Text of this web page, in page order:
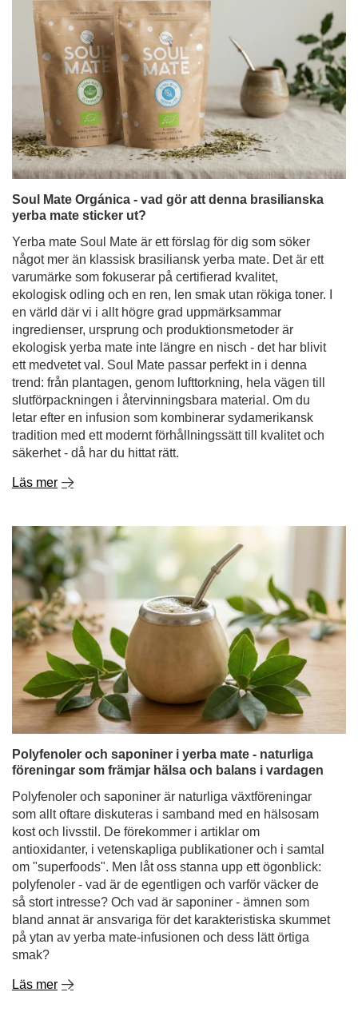
Soul Mate Orgánica - vad gör att denna brasilianska
yerba mate sticker ut?
Yerba mate Soul Mate är ett förslag för dig som söker
något mer än klassisk brasiliansk yerba mate. Det är ett
varumärke som fokuserar på certifierad kvalitet,
ekologisk odling och en ren, len smak utan rökiga toner. I
en värld där vi i allt högre grad uppmärksammar
ingredienser, ursprung och produktionsmetoder är
ekologisk yerba mate inte längre en nisch - det har blivit
ett medvetet val. Soul Mate passar perfekt in i denna
trend: från plantagen, genom lufttorkning, hela vägen till
slutförpackningen i återvinningsbara material. Om du
letar efter en infusion som kombinerar sydamerikansk
tradition med ett modernt förhållningssätt till kvalitet och
säkerhet - då har du hittat rätt.
Läs mer
Polyfenoler och saponiner i yerba mate - naturliga
föreningar som främjar hälsa och balans i vardagen
Polyfenoler och saponiner är naturliga växtföreningar
som allt oftare diskuteras i samband med en hälsosam
kost och livsstil. De förekommer i artiklar om
antioxidanter, i vetenskapliga publikationer och i samtal
om "superfoods". Men låt oss stanna upp ett ögonblick:
polyfenoler - vad är de egentligen och varför väcker de
så stort intresse? Och vad är saponiner - ämnen som
bland annat är ansvariga för det karakteristiska skummet
på ytan av yerba mate-infusionen och dess lätt örtiga
smak?
Läs mer